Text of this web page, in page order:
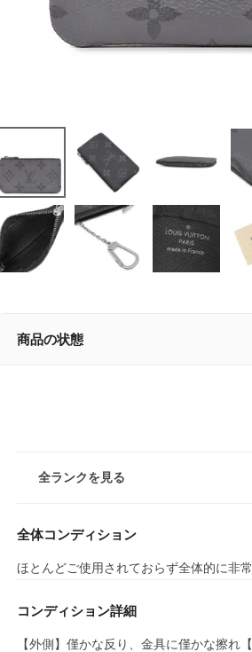
商品の状態
全ランクを見る
全体コンディション
ほとんどご使用されておらず全体的に非
コンディション詳細
【外側】僅かな反り、金具に僅かな擦れ